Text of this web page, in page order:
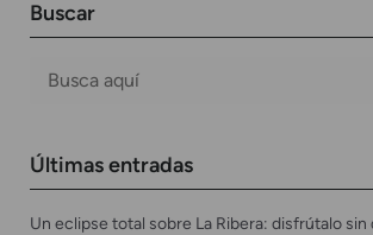
Buscar
Últimas entradas
Un eclipse total sobre La Ribera: disfrútalo sin